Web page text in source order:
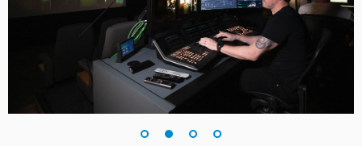
Sweden
Chinese Taipei
Turkey
UAE